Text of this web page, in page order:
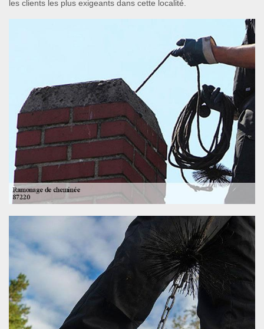
les clients les plus exigeants dans cette localité.